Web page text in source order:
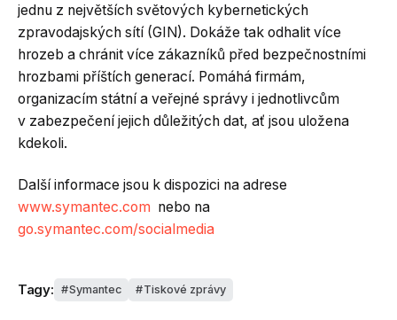
jednu z největších světových kybernetických
zpravodajských sítí (GIN). Dokáže tak odhalit více
hrozeb a chránit více zákazníků před bezpečnostními
hrozbami příštích generací. Pomáhá firmám,
organizacím státní a veřejné správy i jednotlivcům
v zabezpečení jejich důležitých dat, ať jsou uložena
kdekoli.
Další informace jsou k dispozici na adrese
www.symantec.com nebo na
go.symantec.com/socialmedia
Tagy: Symantec Tiskové zprávy